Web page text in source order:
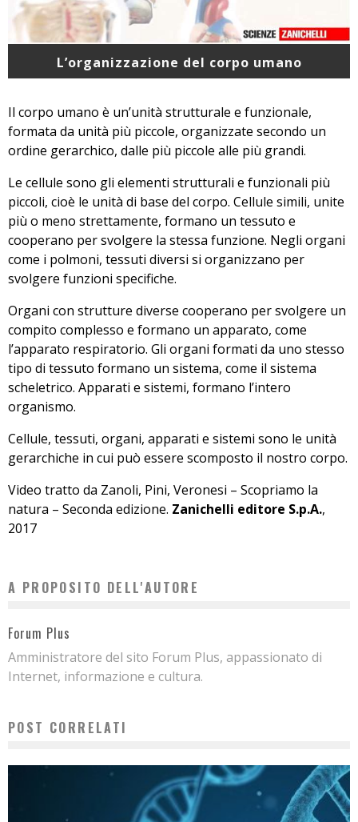
L’organizzazione del corpo umano
Il corpo umano è un’unità strutturale e funzionale,
formata da unità più piccole, organizzate secondo un
ordine gerarchico, dalle più piccole alle più grandi.
Le cellule sono gli elementi strutturali e funzionali più
piccoli, cioè le unità di base del corpo. Cellule simili, unite
più o meno strettamente, formano un tessuto e
cooperano per svolgere la stessa funzione. Negli organi
come i polmoni, tessuti diversi si organizzano per
svolgere funzioni specifiche.
Organi con strutture diverse cooperano per svolgere un
compito complesso e formano un apparato, come
l’apparato respiratorio. Gli organi formati da uno stesso
tipo di tessuto formano un sistema, come il sistema
scheletrico. Apparati e sistemi, formano l’intero
organismo.
Cellule, tessuti, organi, apparati e sistemi sono le unità
gerarchiche in cui può essere scomposto il nostro corpo.
Video tratto da Zanoli, Pini, Veronesi – Scopriamo la
natura – Seconda edizione. Zanichelli editore S.p.A.,
2017
A PROPOSITO DELL'AUTORE
Forum Plus
Amministratore del sito Forum Plus, appassionato di
Internet, informazione e cultura.
POST CORRELATI